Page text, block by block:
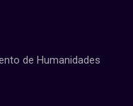
de Humanidades